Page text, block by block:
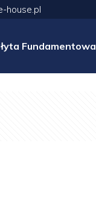
house.pl
Fundamentowa